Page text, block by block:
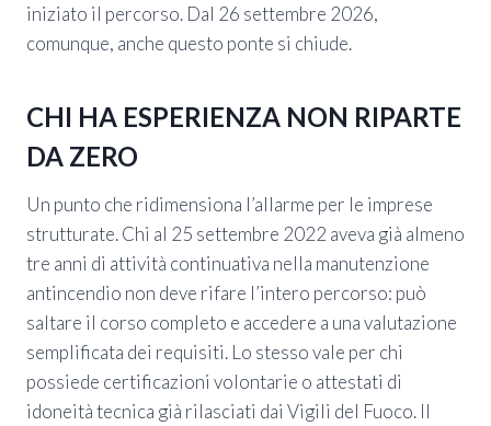
iniziato il percorso. Dal 26 settembre 2026,
comunque, anche questo ponte si chiude.
CHI HA ESPERIENZA NON RIPARTE
DA ZERO
Un punto che ridimensiona l’allarme per le imprese
strutturate. Chi al 25 settembre 2022 aveva già almeno
tre anni di attività continuativa nella manutenzione
antincendio non deve rifare l’intero percorso: può
saltare il corso completo e accedere a una valutazione
semplificata dei requisiti. Lo stesso vale per chi
possiede certificazioni volontarie o attestati di
idoneità tecnica già rilasciati dai Vigili del Fuoco. Il